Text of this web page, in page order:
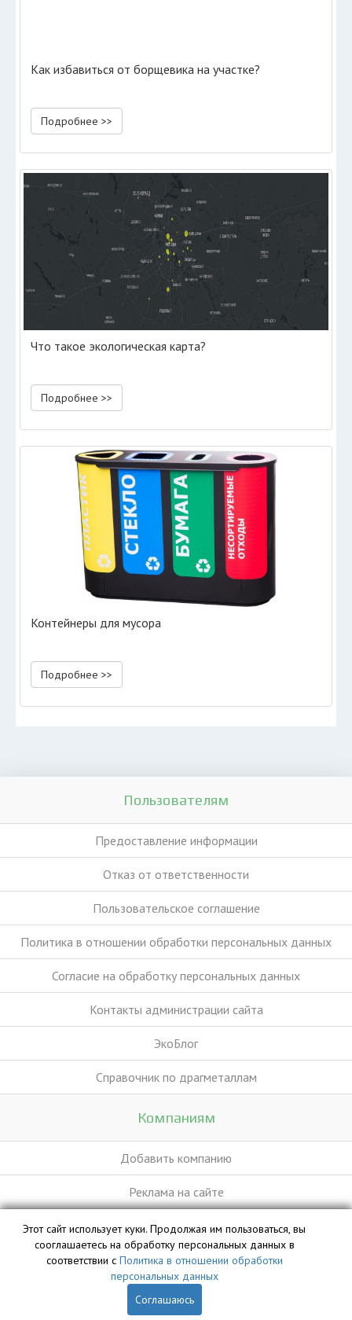
Как избавиться от борщевика на участке?
Подробнее >>
Что такое экологическая карта?
Подробнее >>
Контейнеры для мусора
Подробнее >>
Пользователям
Предоставление информации
Отказ от ответственности
Пользовательское соглашение
Политика в отношении обработки персональных данных
Согласие на обработку персональных данных
Контакты администрации сайта
ЭкоБлог
Справочник по драгметаллам
Компаниям
Добавить компанию
Реклама на сайте
База данных сайта vyvoz.org является интеллектуальной
собственностью ООО «Профит» и охраняется законом.
Этот сайт использует куки. Продолжая им пользоваться, вы
сооглашаетесь на обработку персональных данных в
соответствии с Политика в отношении обработки
персональных данных
Соглашаюсь